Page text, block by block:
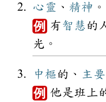
心靈 、 精神 。
例 有 智慧 的
光。
中樞 的、 主要
例 他是班上